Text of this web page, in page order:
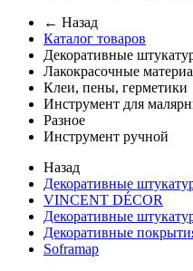
← Назад
Каталог товаров
Декоративные
Лакокрасочные
Клеи, пены, герметики
Инструмент для
Разное
Инструмент ручной
Назад
Декоративные
VINCENT DÉCOR
Декоративные
Декоративные
Soframap